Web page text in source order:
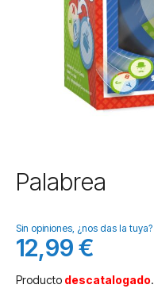
Saltar
al
de
la
galería
imágenes
Palabrea
Sin opiniones, ¿nos das la tuya?
12,99 €
Producto descatalogado.